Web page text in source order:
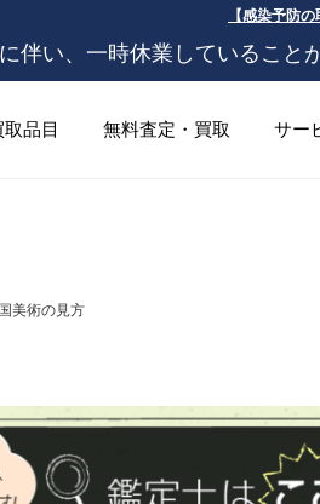
【感染予防
伴い、一時休業していること
取品目 無料査定・買取 サー
美術の見方